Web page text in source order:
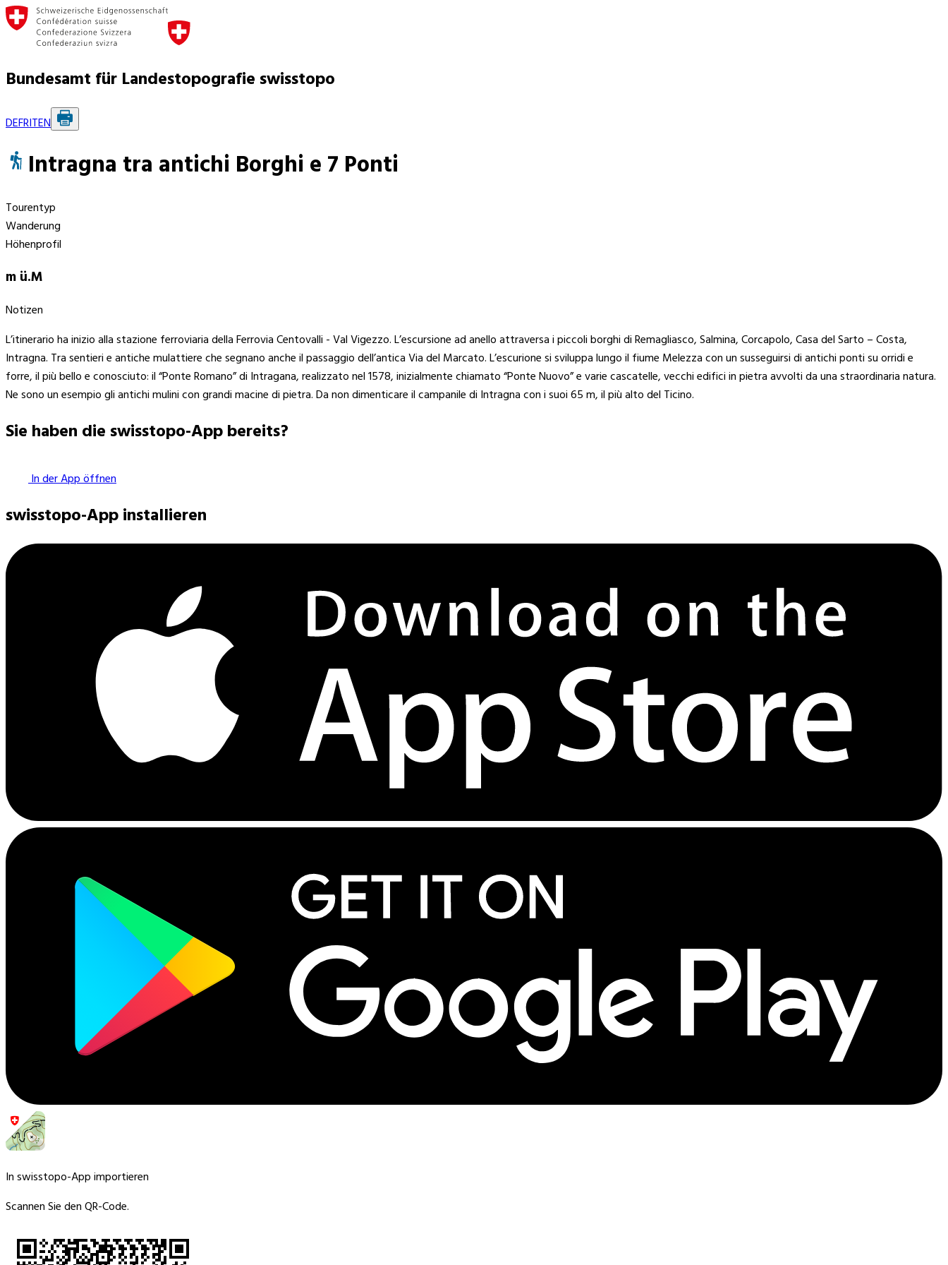
Bundesamt für Landestopografie swisstopo
DEFRITEN
Intragna tra antichi Borghi e 7 Ponti
Tourentyp
Wanderung
Höhenprofil
m ü.M
Notizen
L’itinerario ha inizio alla stazione ferroviaria della Ferrovia Centovalli - Val Vigezzo. L’escursione ad anello attraversa i piccoli borghi di Remagliasco, Salmina, Corcapolo, Casa del Sarto – Costa,
Intragna. Tra sentieri e antiche mulattiere che segnano anche il passaggio dell’antica Via del Marcato. L’escurione si sviluppa lungo il fiume Melezza con un susseguirsi di antichi ponti su orridi e
forre, il più bello e conosciuto: il “Ponte Romano” di Intragana, realizzato nel 1578, inizialmente chiamato “Ponte Nuovo” e varie cascatelle, vecchi edifici in pietra avvolti da una straordinaria natura.
Ne sono un esempio gli antichi mulini con grandi macine di pietra. Da non dimenticare il campanile di Intragna con i suoi 65 m, il più alto del Ticino.
Sie haben die swisstopo-App bereits?
In der App öffnen
swisstopo-App installieren
In swisstopo-App importieren
Scannen Sie den QR-Code.